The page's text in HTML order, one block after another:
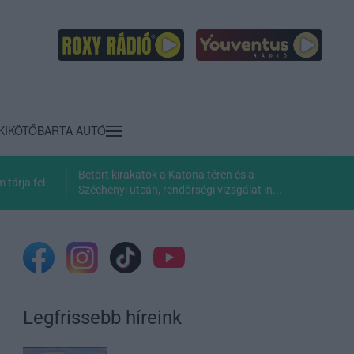
BARTA AUTÓ
tárja fel
Betört kirakatok a Katona téren és a
Széchenyi utcán, rendőrségi vizsgálat in...
Legfrissebb híreink